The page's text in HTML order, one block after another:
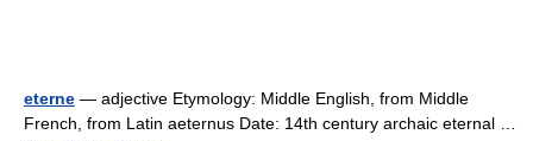
eterne — adjective Etymology: Middle English, from Middle
French, from Latin aeternus Date: 14th century archaic eternal …